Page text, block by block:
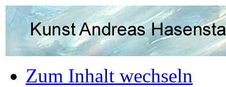
Zum Inhalt wechseln